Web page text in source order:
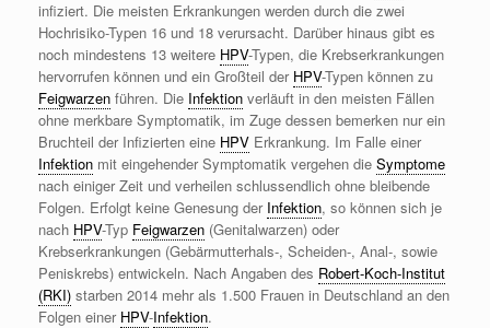
infiziert. Die meisten Erkrankungen werden durch die zwei
Hochrisiko-Typen 16 und 18 verursacht. Darüber hinaus gibt es
noch mindestens 13 weitere HPV-Typen, die Krebserkrankungen
hervorrufen können und ein Großteil der HPV-Typen können zu
Feigwarzen führen. Die Infektion verläuft in den meisten Fällen
ohne merkbare Symptomatik, im Zuge dessen bemerken nur ein
Bruchteil der Infizierten eine HPV Erkrankung. Im Falle einer
Infektion mit eingehender Symptomatik vergehen die Symptome
nach einiger Zeit und verheilen schlussendlich ohne bleibende
Folgen. Erfolgt keine Genesung der Infektion, so können sich je
nach HPV-Typ Feigwarzen (Genitalwarzen) oder
Krebserkrankungen (Gebärmutterhals-, Scheiden-, Anal-, sowie
Peniskrebs) entwickeln. Nach Angaben des Robert-Koch-Institut
(RKI) starben 2014 mehr als 1.500 Frauen in Deutschland an den
Folgen einer HPV-Infektion.